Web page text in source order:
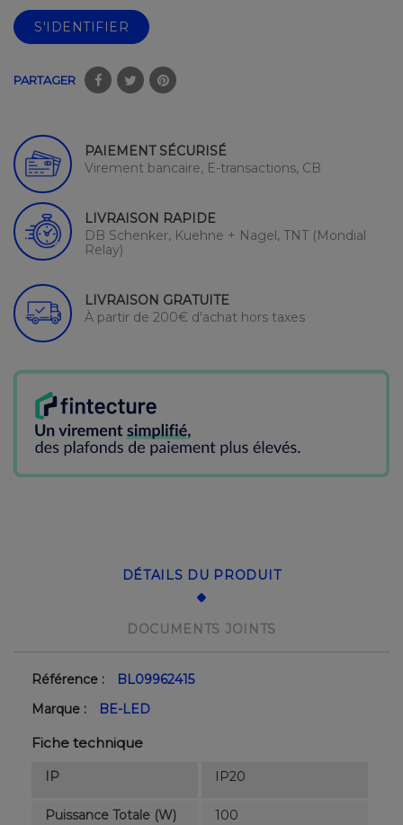
S'IDENTIFIER
PARTAGER
PAIEMENT SÉCURISÉ
Virement bancaire, E-transactions, CB
LIVRAISON RAPIDE
DB Schenker, Kuehne + Nagel, TNT (Mondial
Relay)
LIVRAISON GRATUITE
À partir de 200€ d'achat hors taxes
DÉTAILS DU PRODUIT
DOCUMENTS JOINTS
Référence :
BL09962415
Marque :
BE-LED
Fiche technique
IP IP20
Puissance Totale (W) 100